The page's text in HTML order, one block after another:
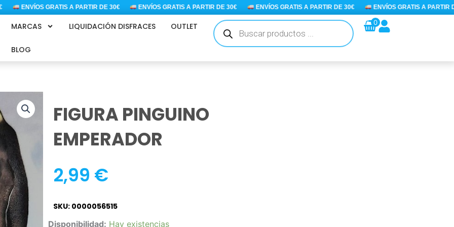
ENVÍOS GRATIS A PARTIR DE 30€ ENVÍOS GRATIS A PARTIR DE 30€ ENVÍOS GRATIS A PARTIR DE 30€ ENVÍOS GRATIS A PARTIR DE
MARCAS LIQUIDACIÓN DISFRACES OUTLET
BLOG
Búsqueda
de
productos
0
FIGURA PINGUINO
EMPERADOR
2,99 €
SKU: 0000056515
Disponibilidad: Hay existencias
FIGURA